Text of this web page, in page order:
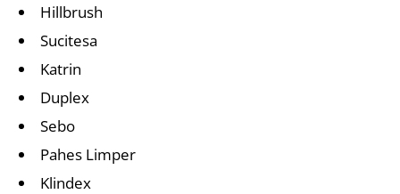
Hillbrush
Sucitesa
Katrin
Duplex
Sebo
Pahes Limper
Klindex